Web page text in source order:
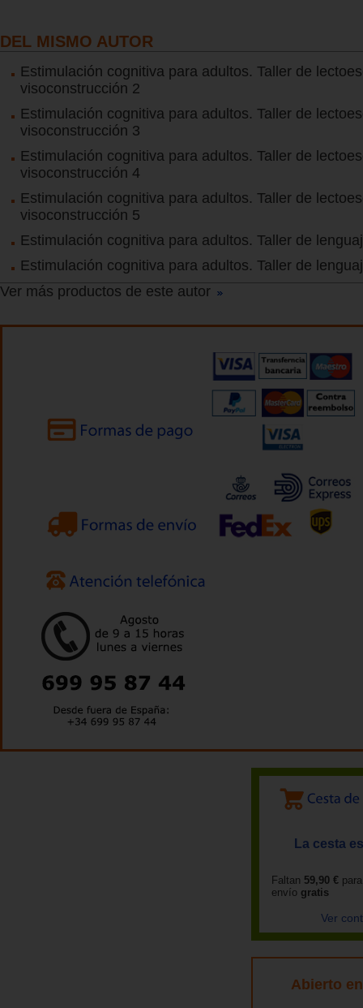
DEL MISMO AUTOR
Estimulación cognitiva para adultos. Taller de
visoconstrucción 2
Estimulación cognitiva para adultos. Taller de
visoconstrucción 3
Estimulación cognitiva para adultos. Taller de
visoconstrucción 4
Estimulación cognitiva para adultos. Taller de
visoconstrucción 5
Estimulación cognitiva para adultos. Taller de
Estimulación cognitiva para adultos. Taller de
Ver más productos de este autor
La cesta
Faltan 59,90 €
envío gratis
Ver
Abierto